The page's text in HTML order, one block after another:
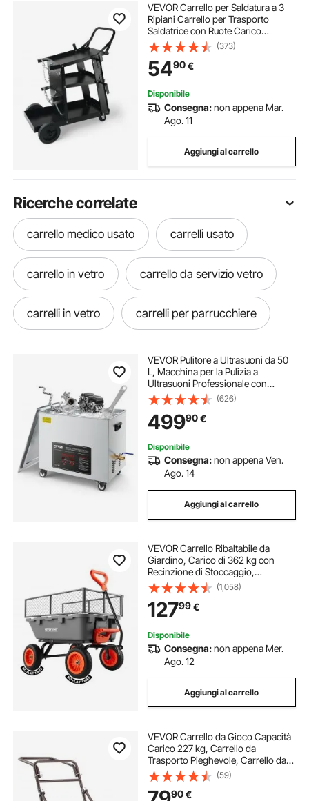
VEVOR Carrello per Saldatura a 3
Ripiani Carrello per Trasporto
Saldatrice con Ruote Carico
Massimo 168-181 kg Carrello per
Attrezzatura di Saldatura MIG TIG
ARC MMA Taglierina al Plasma da
Officina
(373)
5490€
Disponibile
Consegna:non appena Mar.
Ago. 11
Aggiungi al carrello
Ricerche correlate
carrello medico usato carrelli usato
carrello in vetro carrello da servizio vetro
carrelli in vetro carrelli per parrucchiere
carrello trucco carrello trave
carrello per barile carrello pianale
carrelli da laboratorio carrello spesa blu
VEVOR Pulitore a Ultrasuoni da 50
L, Macchina per la Pulizia a
Ultrasuoni Professionale con
Cestello di Pulizia e Display Digitale,
in Acciaio Inox da 840 W e 40 kHz
con Ruote per Parti, Carburatori
(626)
49990€
Disponibile
Consegna:non appena Ven.
Ago. 14
Aggiungi al carrello
VEVOR Carrello Ribaltabile da
Giardino, Carico di 362 kg con
Recinzione di Stoccaggio,
Meccanismo di Scarico Rapido,
Ruote Girevoli, Maniglia Girevole,
Carrello da Giardino per Piante,
Terreno
(1,058)
12799€
Disponibile
Consegna:non appena Mer.
Ago. 12
Aggiungi al carrello
VEVOR Carrello da Gioco Capacità
Carico 227 kg, Carrello da
Trasporto Pieghevole, Carrello da
Caccia con 2 Grandi Ruote Maniglia
ergonomica, per Trasporto di
Bagagli Attrezzatura di
(59)
90€